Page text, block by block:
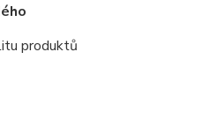
produktů